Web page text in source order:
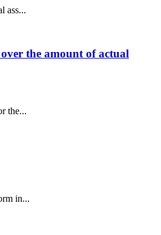
ass...
the amount of actual
the...
in...